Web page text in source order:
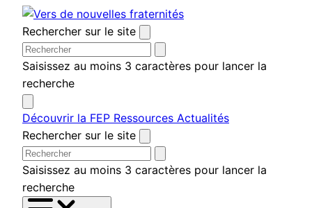
Aller
au
contenu
Rechercher sur le site
Saisissez au moins 3 caractères pour lancer la
recherche
Découvrir la FEP Ressources Actualités
Rechercher sur le site
Saisissez au moins 3 caractères pour lancer la
recherche